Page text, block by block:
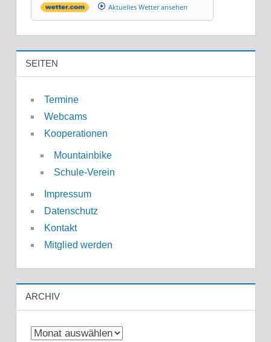
Aktuelles Wetter ansehen
SEITEN
Termine
Webcams
Kooperationen
Mountainbike
Schule-Verein
Impressum
Datenschutz
Kontakt
Mitglied werden
ARCHIV
Archiv